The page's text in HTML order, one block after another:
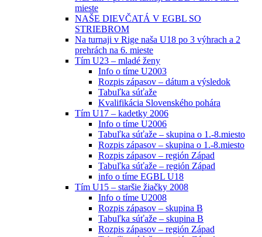
mieste
NAŠE DIEVČATÁ V EGBL SO
STRIEBROM
Na turnaji v Rige naša U18 po 3 výhrach a 2
prehrách na 6. mieste
Tím U23 – mladé ženy
Info o tíme U2003
Rozpis zápasov – dátum a výsledok
Tabuľka súťaže
Kvalifikácia Slovenského pohára
Tím U17 – kadetky 2006
Info o tíme U2006
Tabuľka súťaže – skupina o 1.-8.miesto
Rozpis zápasov – skupina o 1.-8.miesto
Rozpis zápasov – región Západ
Tabuľka súťaže – región Západ
info o tíme EGBL U18
Tím U15 – staršie žiačky 2008
Info o tíme U2008
Rozpis zápasov – skupina B
Tabuľka súťaže – skupina B
Rozpis zápasov – región Západ